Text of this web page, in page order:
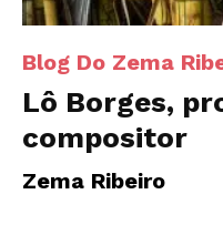
Blog Do Zema
Lô Borges,
compositor
Zema Ribeiro